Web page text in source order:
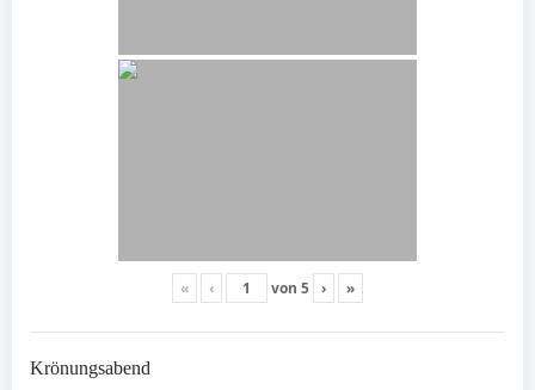
« ‹ von 5 › »
Krönungsabend